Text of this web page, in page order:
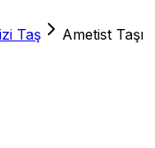
Taş
Ametist Taşı